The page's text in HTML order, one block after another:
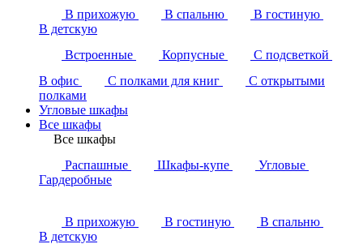
В прихожую
В спальню
В гостиную
В детскую
Встроенные
Корпусные
С подсветкой
В офис
С полками для книг
С открытыми
полками
Угловые шкафы
Все шкафы
Все шкафы
Распашные
Шкафы-купе
Угловые
Гардеробные
В прихожую В гостиную
В спальню
В детскую